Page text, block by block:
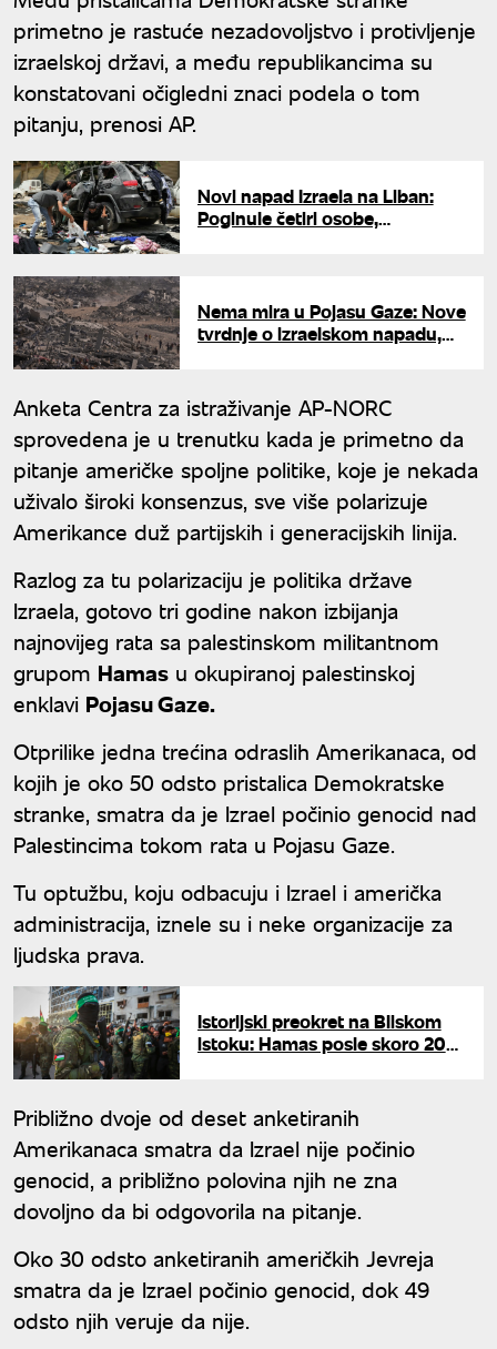
primetno je rastuće nezadovoljstvo i protivljenje
izraelskoj državi, a među republikancima su
konstatovani očigledni znaci podela o tom
pitanju, prenosi AP.
Novi napad Izraela na Liban:
Poginule četiri osobe,
Nema mira u Pojasu Gaze: Nove
tvrdnje o izraelskom napadu,
Anketa Centra za istraživanje AP-NORC
sprovedena je u trenutku kada je primetno da
pitanje američke spoljne politike, koje je nekada
uživalo široki konsenzus, sve više polarizuje
Amerikance duž partijskih i generacijskih linija.
Razlog za tu polarizaciju je politika države
Izraela, gotovo tri godine nakon izbijanja
najnovijeg rata sa palestinskom militantnom
grupom Hamas u okupiranoj palestinskoj
enklavi Pojasu Gaze.
Otprilike jedna trećina odraslih Amerikanaca, od
kojih je oko 50 odsto pristalica Demokratske
stranke, smatra da je Izrael počinio genocid nad
Palestincima tokom rata u Pojasu Gaze.
Tu optužbu, koju odbacuju i Izrael i američka
administracija, iznele su i neke organizacije za
ljudska prava.
Istorijski preokret na Bliskom
istoku: Hamas posle skoro 20
Približno dvoje od deset anketiranih
Amerikanaca smatra da Izrael nije počinio
genocid, a približno polovina njih ne zna
dovoljno da bi odgovorila na pitanje.
Oko 30 odsto anketiranih američkih Jevreja
smatra da je Izrael počinio genocid, dok 49
odsto njih veruje da nije.